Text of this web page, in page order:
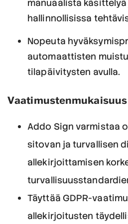
manuaalista
hallinnollisissa
Nopeuta
automaattisten
tilapäivitysten avulla.
Addo Sign varmistaa
sitovan ja turvallisen
allekirjoittamisen
Täyttää GDPR-
allekirjoitusten